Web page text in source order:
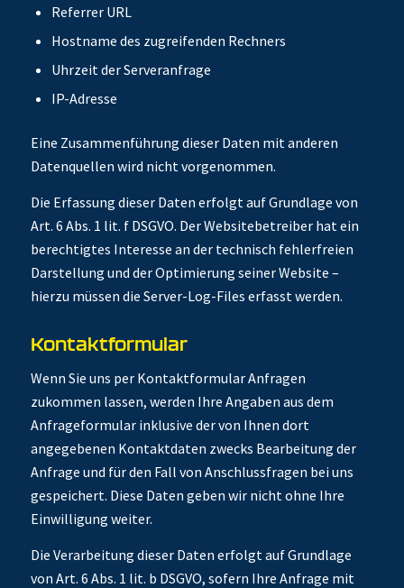
Referrer URL
Hostname des zugreifenden Rechners
Uhrzeit der Serveranfrage
IP-Adresse
Eine Zusammenführung dieser Daten mit anderen
Datenquellen wird nicht vorgenommen.
Die Erfassung dieser Daten erfolgt auf Grundlage von
Art. 6 Abs. 1 lit. f DSGVO. Der Websitebetreiber hat ein
berechtigtes Interesse an der technisch fehlerfreien
Darstellung und der Optimierung seiner Website –
hierzu müssen die Server-Log-Files erfasst werden.
Kontaktformular
Wenn Sie uns per Kontaktformular Anfragen
zukommen lassen, werden Ihre Angaben aus dem
Anfrageformular inklusive der von Ihnen dort
angegebenen Kontaktdaten zwecks Bearbeitung der
Anfrage und für den Fall von Anschlussfragen bei uns
gespeichert. Diese Daten geben wir nicht ohne Ihre
Einwilligung weiter.
Die Verarbeitung dieser Daten erfolgt auf Grundlage
von Art. 6 Abs. 1 lit. b DSGVO, sofern Ihre Anfrage mit